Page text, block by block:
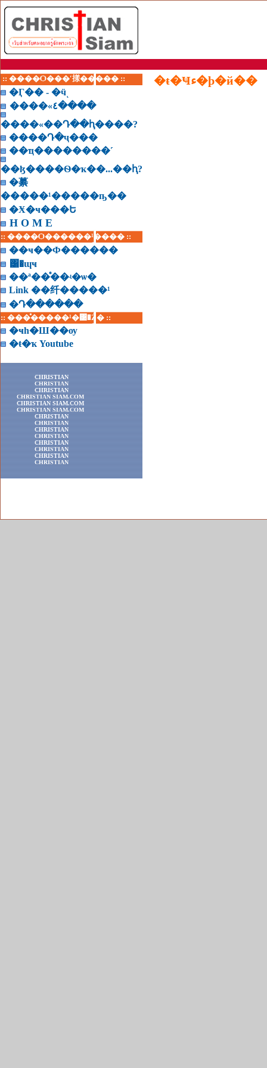
:: ����Ѻ���ʹ㨾����� ::
�Ӷ�� - �ӵͺ
����«٤����
����«��Դ��ԧ����?
����Դ�ҷ���
��ҵ��������˹
��ɮ����Ѳ�ҡ��...��ԧ?
�繤
�����¹�����ҧ��
�Ӿ�ҹ���Ե
H O M E
:: ����Ѻ������¹���� ::
��ҹ��Ф������
͸�ɰҹ
��ª��ͤ��ʵ�ѡ�
Link ��纤�����¹
�Դ������
:: ���ͤ�����¹�͹�Ź� ::
�ҹһ�Ш��ѹ
�ŧ�ҡ Youtube
CHRISTIAN
CHRISTIAN
CHRISTIAN
CHRISTIAN SIAM.COM
CHRISTIAN SIAM.COM
CHRISTIAN SIAM.COM
CHRISTIAN
CHRISTIAN
CHRISTIAN
CHRISTIAN
CHRISTIAN
CHRISTIAN
CHRISTIAN
CHRISTIAN
�ŧ�Ҹء�þ�й��